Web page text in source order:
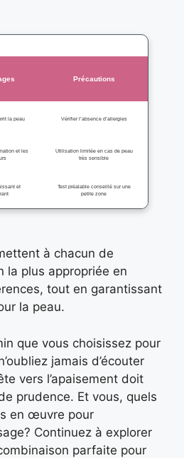
Précautions
la peau Vérifier l’absence d’allergies
et les
Utilisation limitée en cas de peau
très sensible
et
Test préalable conseillé sur une
petite zone
à chacun de
la plus appropriée en
tout en garantissant
la peau.
que vous choisissez pour
jamais d’écouter
vers l’apaisement doit
prudence. Et vous, quels
en œuvre pour
Continuez à explorer
parfaite pour